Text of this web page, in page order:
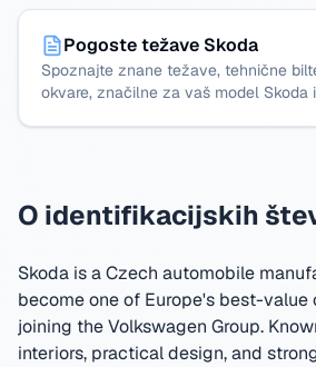
Pogoste težave Skoda
Spoznajte znane težave, tehnične
okvare, značilne za vaš model Skoda
O identifikacijskih
Skoda is a Czech automobile
become one of Europe's best-value
joining the Volkswagen Group.
interiors, practical design, and